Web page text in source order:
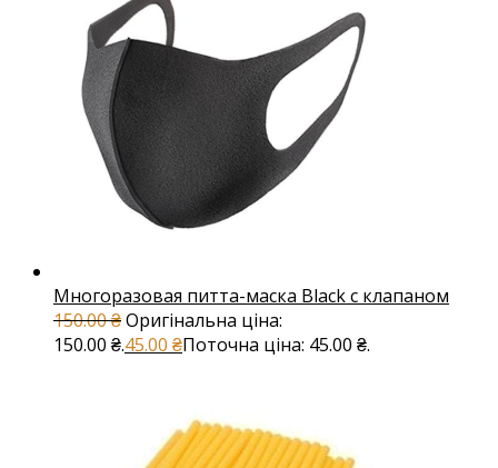
Многоразовая питта-маска Black с клапаном
150.00₴Оригінальна ціна:
150.00 ₴.45.00 ₴Поточна ціна: 45.00 ₴.